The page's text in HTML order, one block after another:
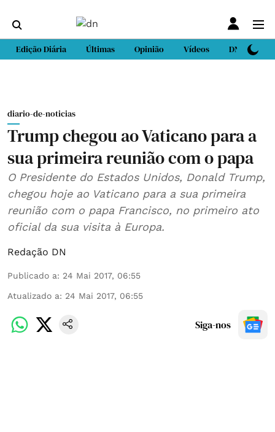
Edição Diária Últimas Opinião Vídeos DN Sport
diario-de-noticias
Trump chegou ao Vaticano para a
sua primeira reunião com o papa
O Presidente do Estados Unidos, Donald Trump,
chegou hoje ao Vaticano para a sua primeira
reunião com o papa Francisco, no primeiro ato
oficial da sua visita à Europa.
Redação DN
Publicado a: 24 Mai 2017, 06:55
Atualizado a: 24 Mai 2017, 06:55
Siga-nos